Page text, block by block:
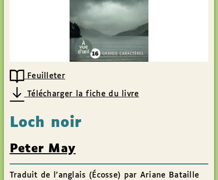
Feuilleter
Télécharger la fiche du livre
Loch noir
Peter May
Traduit de l’anglais (Écosse) par Ariane Bataille